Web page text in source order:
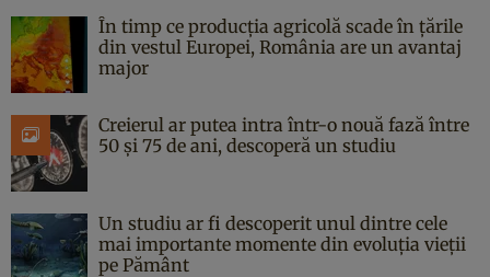
În timp ce producția agricolă scade în țările
din vestul Europei, România are un avantaj
major
Creierul ar putea intra într-o nouă fază între
50 și 75 de ani, descoperă un studiu
Un studiu ar fi descoperit unul dintre cele
mai importante momente din evoluția vieții
pe Pământ